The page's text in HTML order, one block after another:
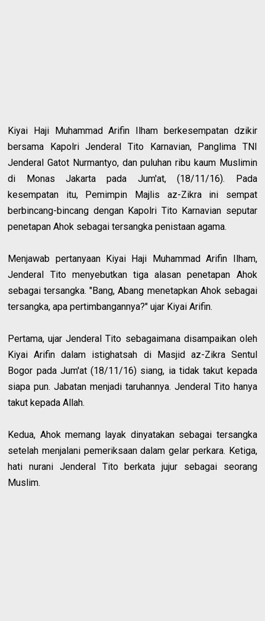
Kiyai Haji Muhammad Arifin Ilham berkesempatan dzikir
bersama Kapolri Jenderal Tito Karnavian, Panglima TNI
Jenderal Gatot Nurmantyo, dan puluhan ribu kaum Muslimin
di Monas Jakarta pada Jum'at, (18/11/16). Pada
kesempatan itu, Pemimpin Majlis az-Zikra ini sempat
berbincang-bincang dengan Kapolri Tito Karnavian seputar
penetapan Ahok sebagai tersangka penistaan agama.
Menjawab pertanyaan Kiyai Haji Muhammad Arifin Ilham,
Jenderal Tito menyebutkan tiga alasan penetapan Ahok
sebagai tersangka. "Bang, Abang menetapkan Ahok sebagai
tersangka, apa pertimbangannya?" ujar Kiyai Arifin.
Pertama, ujar Jenderal Tito sebagaimana disampaikan oleh
Kiyai Arifin dalam istighatsah di Masjid az-Zikra Sentul
Bogor pada Jum'at (18/11/16) siang, ia tidak takut kepada
siapa pun. Jabatan menjadi taruhannya. Jenderal Tito hanya
takut kepada Allah.
Kedua, Ahok memang layak dinyatakan sebagai tersangka
setelah menjalani pemeriksaan dalam gelar perkara. Ketiga,
hati nurani Jenderal Tito berkata jujur sebagai seorang
Muslim.